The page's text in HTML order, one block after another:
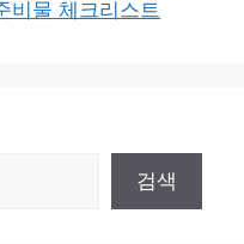
비물 체크리스트
검색